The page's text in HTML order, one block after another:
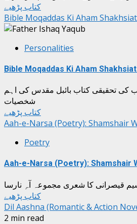
کتاب پڑھیے
Bible Moqaddas Ki Aham
Personalities
Bible Moqaddas Ki Aham
کی تحقیقی کتاب بائبل مقدس کی اہم
شخصیات
کتاب پڑھیے
Aah-e-Narsa (Poetry): Shamshair
Poetry
Aah-e-Narsa (Poetry): Shamshair
قیصرانی کا شعری مجموعہ آہِ نارسا
کتاب پڑھیے
Dil Aashna (Romantic & Action
2 min read